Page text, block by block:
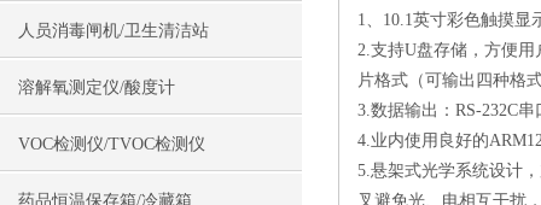
人员消毒闸机/卫生清洁站
溶解氧测定仪/酸度计
VOC检测仪/TVOC检测仪
药品恒温保存箱/冷藏箱
1、10.1英寸彩色触摸
2.支持U盘存储，方便
片格式（可输出四种格
3.数据输出：RS-232C
4.业内使用良好的
5.悬架式光学系统设计
叉避免光、电相互干扰